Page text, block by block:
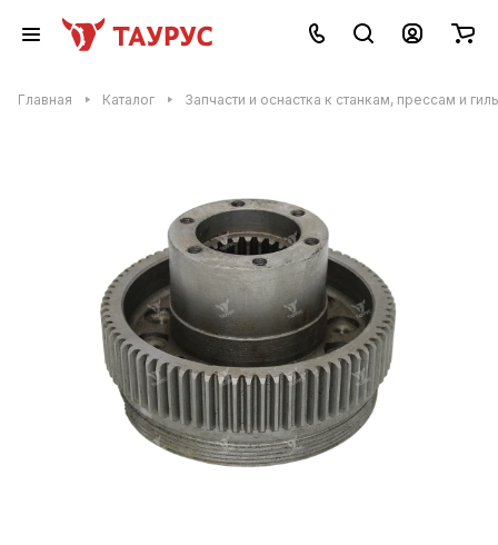
Главная Каталог Запчасти и оснастка к станкам, прессам и